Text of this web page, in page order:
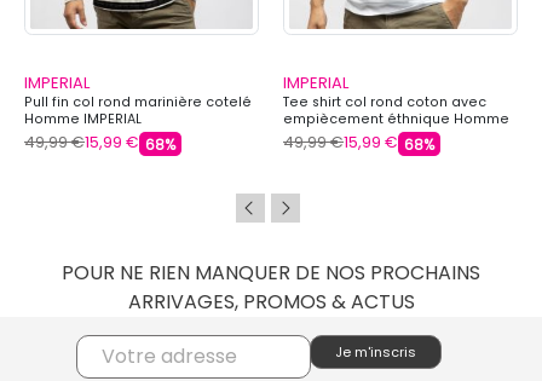
IMPERIAL
Pull fin col rond marinière cotelé
Homme IMPERIAL
49,99 €15,99 € 68%
IMPERIAL
Tee shirt col rond coton avec
empiècement éthnique Homme
IMPERIAL
49,99 €15,99 € 68%
POUR NE RIEN MANQUER DE NOS PROCHAINS
ARRIVAGES, PROMOS & ACTUS